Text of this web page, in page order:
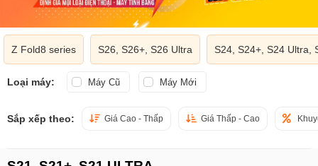
Z Fold8 series S26, S26+, S26 Ultra S24, S24+, S24 Ultra,
Loại máy: Máy Cũ Máy Mới
Sắp xếp theo: Giá Cao - Thấp Giá Thấp - Cao